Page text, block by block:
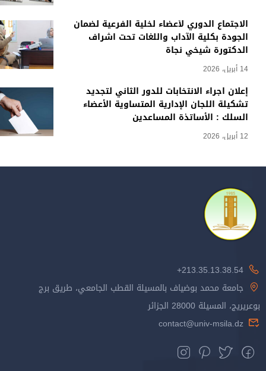
الاجتماع الدوري لأعضاء لخلية الفرعية لضمان
الجودة بكلية الآداب واللغات تحت اشراف
الدكتورة شيخي نجاة
14 أبريل، 2026
إعلان اجراء الانتخابات للدور الثاني لتجديد
تشكيلة اللجان الإدارية المتساوية الأعضاء
السلك : الأساتذة المساعدين
12 أبريل، 2026
213.35.13.38.54+
جامعة محمد بوضياف بالمسيلة القطب الجامعي، طريق برج
بوعريريج، المسيلة 28000 الجزائر
contact@univ-msila.dz